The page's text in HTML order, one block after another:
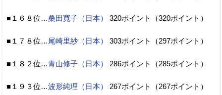
■１６８位…桑田寛子（日本） 320ポイント（320ポイント）
■１７８位… 尾崎里紗（日本） 303ポイント（297ポイント）
■１８２位…青山修子（日本） 286ポイント（285ポイント）
■１９３位…波形純理（日本） 267ポイント（267ポイント）